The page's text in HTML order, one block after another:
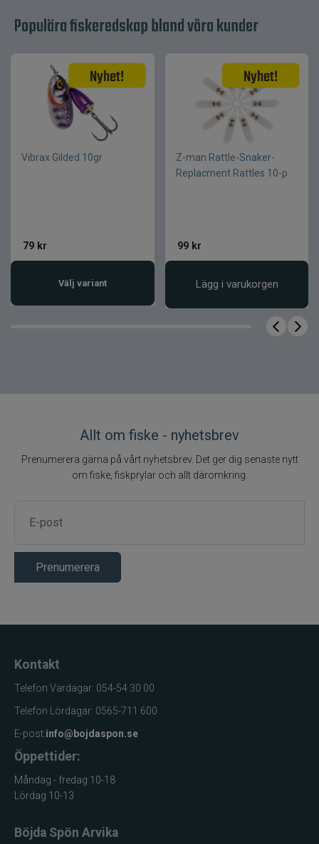
Grafit med
Användningsområde
fisketekniker
Serieegenskap
Låg vikt och
Populära fiskeredskap bland våra kunder
Vibrax Gilded 10gr
79 kr
Välj variant
Z-man Rattle-Snaker-
Replacment Rattles 10-p
99 kr
Lägg i varukorgen
Allt om fiske - nyhetsbrev
Prenumerera gärna på vårt nyhetsbrev. Det ger dig senaste nytt
om fiske, fiskprylar och allt däromkring.
Prenumerera
Kontakt
Telefon Vardagar: 054-54 30 00
Telefon Lördagar: 0565-711 600
E-post:info@bojdaspon.se
Öppettider:
Måndag - fredag 10-18
Lördag 10-13
Böjda Spön Arvika